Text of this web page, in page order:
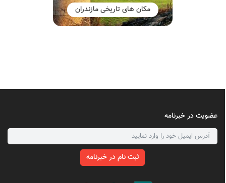
مکان های تاریخی مازندران
عضویت در خبرنامه
ثبت نام در خبرنامه